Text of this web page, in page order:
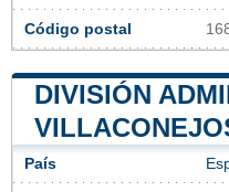
Código postal
DIVISIÓN
País